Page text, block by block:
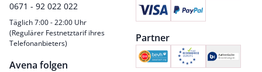
0671 - 92 022 022
Täglich 7:00 - 22:00 Uhr
(Regulärer Festnetztarif ihres
Telefonanbieters)
Avena folgen
Partner